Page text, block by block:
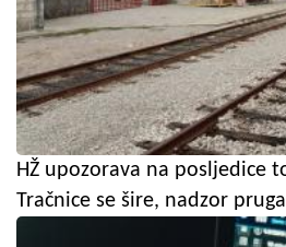
HŽ upozorava na posljedice
Tračnice se šire, nadzor